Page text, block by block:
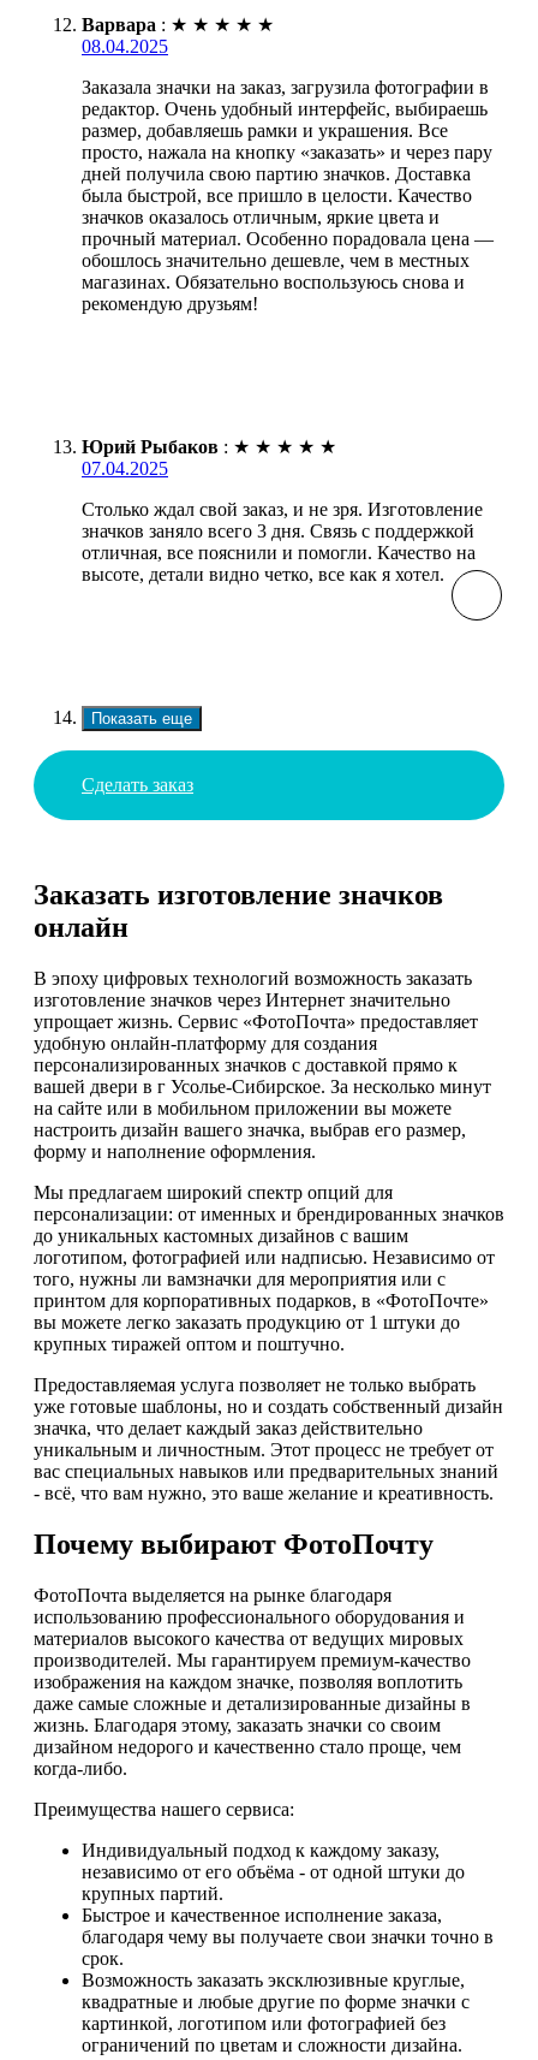
Варвара : ★ ★ ★ ★ ★
08.04.2025
Заказала значки на заказ, загрузила фотографии в
редактор. Очень удобный интерфейс, выбираешь
размер, добавляешь рамки и украшения. Все
просто, нажала на кнопку «заказать» и через пару
дней получила свою партию значков. Доставка
была быстрой, все пришло в целости. Качество
значков оказалось отличным, яркие цвета и
прочный материал. Особенно порадовала цена —
обошлось значительно дешевле, чем в местных
магазинах. Обязательно воспользуюсь снова и
рекомендую друзьям!
Юрий Рыбаков : ★ ★ ★ ★ ★
07.04.2025
Столько ждал свой заказ, и не зря. Изготовление
значков заняло всего 3 дня. Связь с поддержкой
отличная, все пояснили и помогли. Качество на
высоте, детали видно четко, все как я хотел.
Показать еще
Сделать заказ
Заказать изготовление значков
онлайн
В эпоху цифровых технологий возможность заказать
изготовление значков через Интернет значительно
упрощает жизнь. Сервис «ФотоПочта» предоставляет
удобную онлайн-платформу для создания
персонализированных значков с доставкой прямо к
вашей двери в г Усолье-Сибирское. За несколько минут
на сайте или в мобильном приложении вы можете
настроить дизайн вашего значка, выбрав его размер,
форму и наполнение оформления.
Мы предлагаем широкий спектр опций для
персонализации: от именных и брендированных значков
до уникальных кастомных дизайнов с вашим
логотипом, фотографией или надписью. Независимо от
того, нужны ли вамзначки для мероприятия или с
принтом для корпоративных подарков, в «ФотоПочте»
вы можете легко заказать продукцию от 1 штуки до
крупных тиражей оптом и поштучно.
Предоставляемая услуга позволяет не только выбрать
уже готовые шаблоны, но и создать собственный дизайн
значка, что делает каждый заказ действительно
уникальным и личностным. Этот процесс не требует от
вас специальных навыков или предварительных знаний
- всё, что вам нужно, это ваше желание и креативность.
Почему выбирают ФотоПочту
ФотоПочта выделяется на рынке благодаря
использованию профессионального оборудования и
материалов высокого качества от ведущих мировых
производителей. Мы гарантируем премиум-качество
изображения на каждом значке, позволяя воплотить
даже самые сложные и детализированные дизайны в
жизнь. Благодаря этому, заказать значки со своим
дизайном недорого и качественно стало проще, чем
когда-либо.
Преимущества нашего сервиса:
Индивидуальный подход к каждому заказу,
независимо от его объёма - от одной штуки до
крупных партий.
Быстрое и качественное исполнение заказа,
благодаря чему вы получаете свои значки точно в
срок.
Возможность заказать эксклюзивные круглые,
квадратные и любые другие по форме значки с
картинкой, логотипом или фотографией без
ограничений по цветам и сложности дизайна.